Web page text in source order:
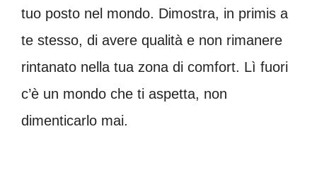
tuo posto nel mondo. Dimostra, in primis a
te stesso, di avere qualità e non rimanere
rintanato nella tua zona di comfort. Lì fuori
c’è un mondo che ti aspetta, non
dimenticarlo mai.